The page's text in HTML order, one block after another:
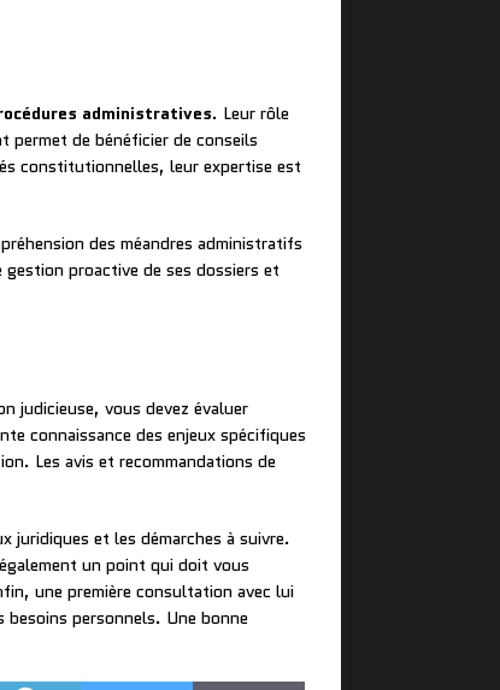
administratives. Leur rôle
de bénéficier de conseils
constitutionnelles, leur expertise est
des méandres administratifs
proactive de ses dossiers et
judicieuse, vous devez évaluer
connaissance des enjeux spécifiques
Les avis et recommandations de
juridiques et les démarches à suivre.
un point qui doit vous
une première consultation avec lui
personnels. Une bonne